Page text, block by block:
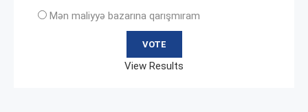
Mən maliyyə bazarına qarışmıram
View Results